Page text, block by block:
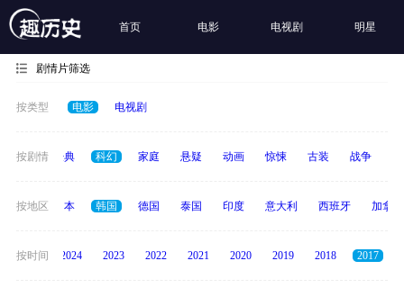
首页 电影 电视剧 明星
剧情片筛选
按类型 电影 电视剧
按剧情
恐怖 经典 科幻 家庭 悬疑 动画 惊悚 古装 战争
按地区
英国 日本 韩国 德国 泰国 印度 意大利 西班牙 加拿大
按时间
2025 2024 2023 2022 2021 2020 2019 2018 2017